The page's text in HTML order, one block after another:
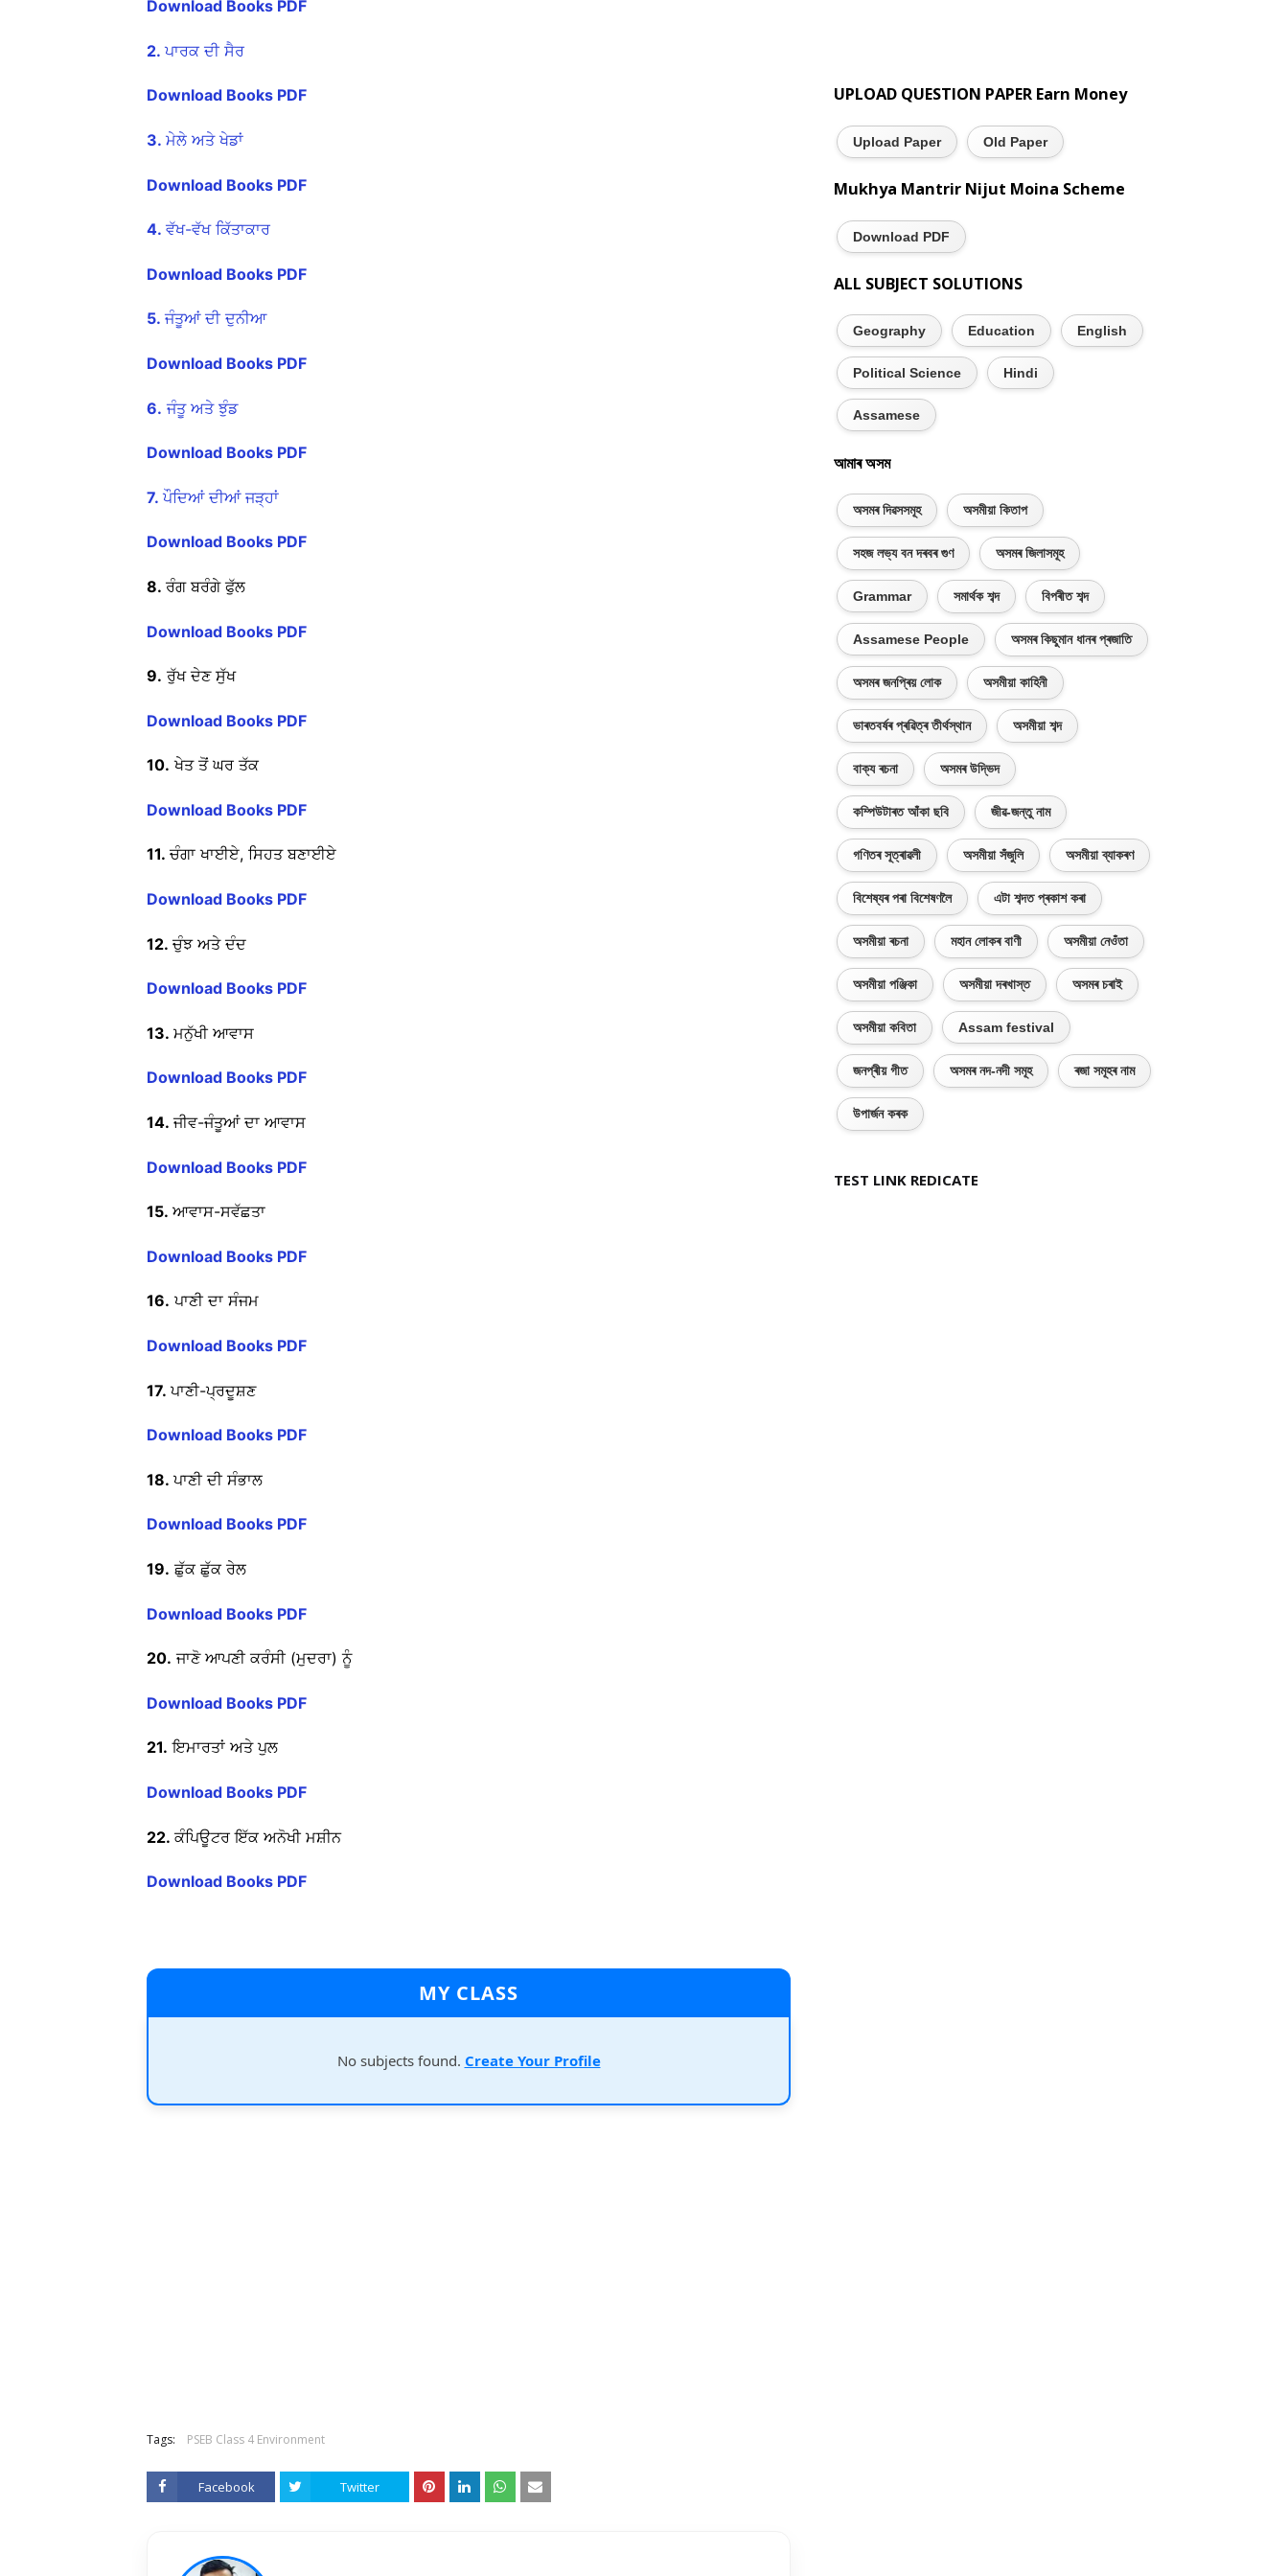
Download Books PDF
2.ਪਾਰਕ ਦੀ ਸੈਰ
Download Books PDF
3. ਮੇਲੇ ਅਤੇ ਖੇਡਾਂ
Download Books PDF
4. ਵੱਖ-ਵੱਖ ਕਿੱਤਾਕਾਰ
Download Books PDF
5.ਜੰਤੂਆਂ ਦੀ ਦੁਨੀਆ
Download Books PDF
6. ਜੰਤੂ ਅਤੇ ਝੁੰਡ
Download Books PDF
7.ਪੌਦਿਆਂ ਦੀਆਂ ਜੜ੍ਹਾਂ
Download Books PDF
8. ਰੰਗ ਬਰੰਗੇ ਫੁੱਲ
Download Books PDF
9. ਰੁੱਖ ਦੇਣ ਸੁੱਖ
Download Books PDF
10. ਖੇਤ ਤੋਂ ਘਰ ਤੱਕ
Download Books PDF
11. ਚੰਗਾ ਖਾਈਏ, ਸਿਹਤ ਬਣਾਈਏ
Download Books PDF
12. ਚੁੰਝ ਅਤੇ ਦੰਦ
Download Books PDF
13. ਮਨੁੱਖੀ ਆਵਾਸ
Download Books PDF
14.ਜੀਵ-ਜੰਤੂਆਂ ਦਾ ਆਵਾਸ
Download Books PDF
15. ਆਵਾਸ-ਸਵੱਛਤਾ
Download Books PDF
16. ਪਾਣੀ ਦਾ ਸੰਜਮ
Download Books PDF
17.ਪਾਣੀ-ਪ੍ਰਦੂਸ਼ਣ
Download Books PDF
18.ਪਾਣੀ ਦੀ ਸੰਭਾਲ
Download Books PDF
19. ਛੁੱਕ ਛੁੱਕ ਰੇਲ
Download Books PDF
20. ਜਾਣੋ ਆਪਣੀ ਕਰੰਸੀ (ਮੁਦਰਾ) ਨੂੰ
Download Books PDF
21. ਇਮਾਰਤਾਂ ਅਤੇ ਪੁਲ
Download Books PDF
22.ਕੰਪਿਊਟਰ ਇੱਕ ਅਨੋਖੀ ਮਸ਼ੀਨ
Download Books PDF
MY CLASS
No subjects found. Create Your Profile
Tags: PSEB Class 4 Environment
Facebook Twitter
UPLOAD QUESTION PAPER Earn Money
Upload Paper Old Paper
Mukhya Mantrir Nijut Moina Scheme
Download PDF
ALL SUBJECT SOLUTIONS
Geography Education English
Political Science Hindi
Assamese
আমাৰ অসম
অসমৰ দিৱসসমূহ অসমীয়া কিতাপ
সহজ লভ্য বন দৰবৰ গুণ অসমৰ জিলাসমূহ
Grammar সমাৰ্থক শব্দ বিপৰীত শব্দ
Assamese People অসমৰ কিছুমান ধানৰ প্ৰজাতি
অসমৰ জনপ্ৰিয় লোক অসমীয়া কাহিনী
ভাৰতবৰ্ষৰ প্ৰৱিত্ৰ তীৰ্থস্থান অসমীয়া শব্দ
বাক্য ৰচনা অসমৰ উদ্ভিদ
কম্পিউটাৰত আঁকা ছবি জীৱ-জন্তু নাম
গণিতৰ সূত্ৰাৱলী অসমীয়া সঁজুলি অসমীয়া ব্যাকৰণ
বিশেষ্যৰ পৰা বিশেষণলৈ এটা শব্দত প্ৰকাশ কৰা
অসমীয়া ৰচনা মহান লোকৰ বাণী অসমীয়া নেওঁতা
অসমীয়া পঞ্জিকা অসমীয়া দৰখাস্ত অসমৰ চৰাই
অসমীয়া কবিতা Assam festival
জনপ্ৰীয় গীত অসমৰ নদ-নদী সমূহ ৰজা সমূহৰ নাম
উপাৰ্জন কৰক
TEST LINK REDICATE